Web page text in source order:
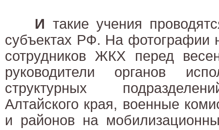
И такие учения
субъектах РФ. На фотографии
сотрудников ЖКХ перед
руководители органов
структурных
Алтайского края, военные
и районов на